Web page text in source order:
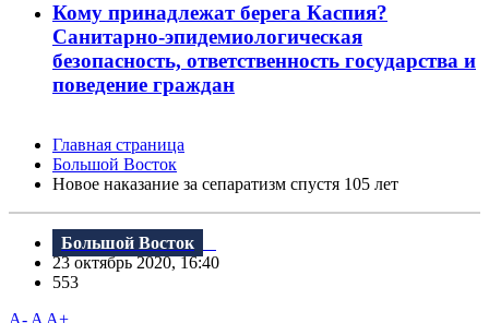
Кому принадлежат берега Каспия?
Санитарно-эпидемиологическая
безопасность, ответственность государства и
поведение граждан
Главная страница
Большой Восток
Новое наказание за сепаратизм спустя 105 лет
Большой Восток
23 октябрь 2020, 16:40
553
A- A A+